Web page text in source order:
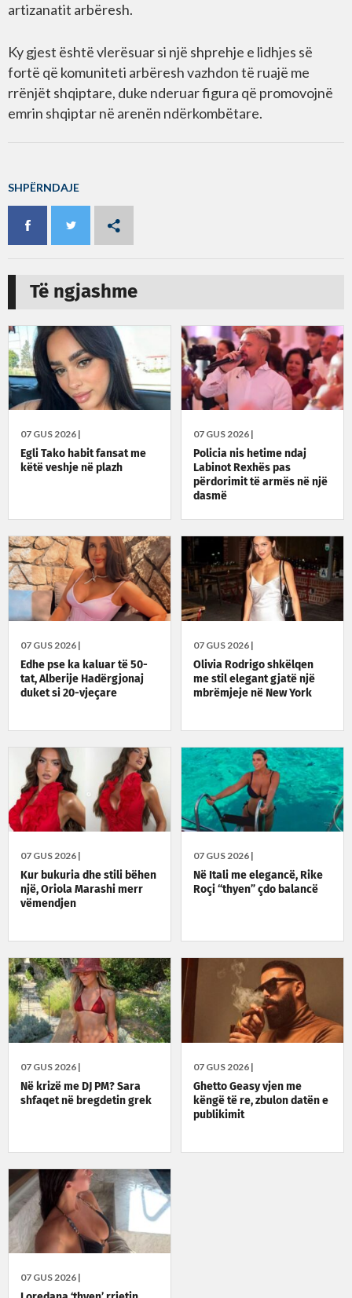
artizanatit arbëresh.
Ky gjest është vlerësuar si një shprehje e lidhjes së
fortë që komuniteti arbëresh vazhdon të ruajë me
rrënjët shqiptare, duke nderuar figura që promovojnë
emrin shqiptar në arenën ndërkombëtare.
SHPËRNDAJE
Të ngjashme
07 GUS 2026 |
Egli Tako habit fansat me
këtë veshje në plazh
07 GUS 2026 |
Policia nis hetime ndaj
Labinot Rexhës pas
përdorimit të armës në një
dasmë
07 GUS 2026 |
Edhe pse ka kaluar të 50-
tat, Alberije Hadërgjonaj
duket si 20-vjeçare
07 GUS 2026 |
Olivia Rodrigo shkëlqen
me stil elegant gjatë një
mbrëmjeje në New York
07 GUS 2026 |
Kur bukuria dhe stili bëhen
një, Oriola Marashi merr
vëmendjen
07 GUS 2026 |
Në Itali me elegancë, Rike
Roçi “thyen” çdo balancë
07 GUS 2026 |
Në krizë me DJ PM? Sara
shfaqet në bregdetin grek
07 GUS 2026 |
Ghetto Geasy vjen me
këngë të re, zbulon datën e
publikimit
07 GUS 2026 |